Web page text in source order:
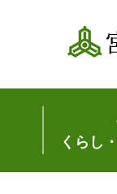
宮崎
くらし